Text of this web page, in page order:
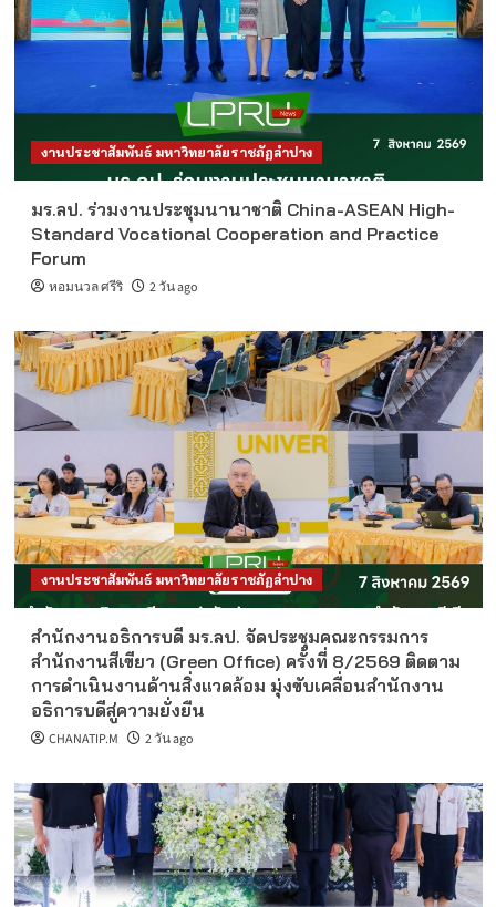
งานประชาสัมพันธ์ มหาวิทยาลัยราชภัฏลำปาง
มร.ลป. ร่วมงานประชุมนานาชาติ China-ASEAN High-
Standard Vocational Cooperation and Practice
Forum
หอมนวล ศรีริ 2 วัน ago
งานประชาสัมพันธ์ มหาวิทยาลัยราชภัฏลำปาง
สำนักงานอธิการบดี มร.ลป. จัดประชุมคณะกรรมการ
สำนักงานสีเขียว (Green Office) ครั้งที่ 8/2569 ติดตาม
การดำเนินงานด้านสิ่งแวดล้อม มุ่งขับเคลื่อนสำนักงาน
อธิการบดีสู่ความยั่งยืน
CHANATIP.M 2 วัน ago